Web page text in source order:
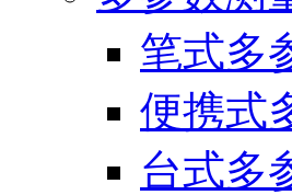
笔式多
便携式
台式多